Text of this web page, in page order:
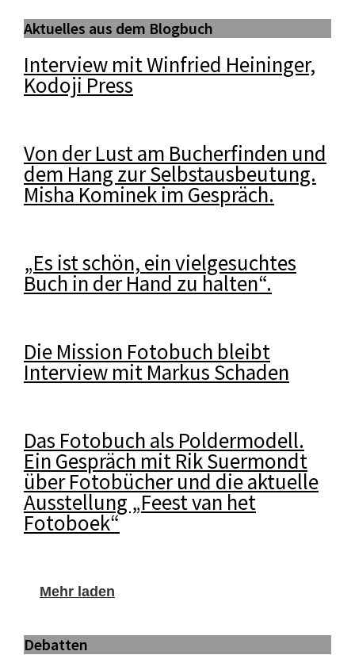
Aktuelles aus dem Blogbuch
Interview mit Winfried Heininger,
Kodoji Press
Von der Lust am Bucherfinden und
dem Hang zur Selbstausbeutung.
Misha Kominek im Gespräch.
„Es ist schön, ein vielgesuchtes
Buch in der Hand zu halten“.
Die Mission Fotobuch bleibt
Interview mit Markus Schaden
Das Fotobuch als Poldermodell.
Ein Gespräch mit Rik Suermondt
über Fotobücher und die aktuelle
Ausstellung „Feest van het
Fotoboek“
Mehr laden
Debatten